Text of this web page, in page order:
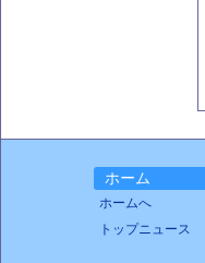
ホーム
ホームへ
トップニュース